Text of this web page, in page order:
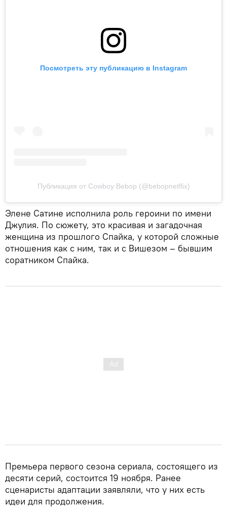
Посмотреть эту публикацию в Instagram
Публикация от Cowboy Bebop (@bebopnetflix)
Элене Сатине исполнила роль героини по имени
Джулия. По сюжету, это красивая и загадочная
женщина из прошлого Спайка, у которой сложные
отношения как с ним, так и с Вишезом – бывшим
соратником Спайка.
Премьера первого сезона сериала, состоящего из
десяти серий, состоится 19 ноября. Ранее
сценаристы адаптации заявляли, что у них есть
идеи для продолжения.